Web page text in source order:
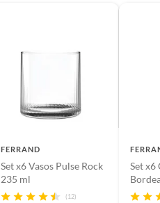
FERRAND
Set x6 Vasos Pulse Rock
235 ml
(12)
Set x6